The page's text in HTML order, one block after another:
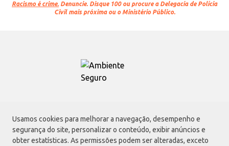
Usamos cookies para melhorar a navegação, desempenho e
segurança do site, personalizar o conteúdo, exibir anúncios e
obter estatísticas. As permissões podem ser alteradas, exceto
Racismo é crime. Denuncie. Disque 100 ou procure a Delegacia de Polícia
Civil mais próxima ou o Ministério Público.
Atacadão S.A.
Avenida Morvan Dias de Figueiredo, 6169, Vila Maria, São Paulo - SP | CEP
02170-901 | CNPJ: 75.315.333/0001-09